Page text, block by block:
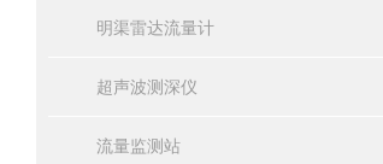
明渠雷达流量计
超声波测深仪
流量监测站